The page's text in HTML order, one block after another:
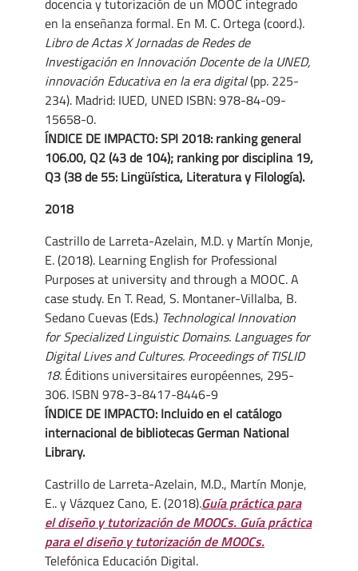
en la enseñanza formal. En M. C. Ortega (coord.).
Libro de Actas X Jornadas de Redes de
Investigación en Innovación Docente de la UNED,
innovación Educativa en la era digital(pp. 225-
234). Madrid: IUED, UNED ISBN: 978-84-09-
15658-0.
ÍNDICE DE IMPACTO: SPI 2018: ranking general
106.00, Q2 (43 de 104); ranking por disciplina 19,
Q3 (38 de 55: Lingüística, Literatura y Filología).
2018
Castrillo de Larreta-Azelain, M.D. y Martín Monje,
E. (2018). Learning English for Professional
Purposes at university and through a MOOC. A
case study. En T. Read, S. Montaner-Villalba, B.
Sedano Cuevas (Eds.) Technological Innovation
for Specialized Linguistic Domains. Languages for
Digital Lives and Cultures. Proceedings of TISLID
18. Éditions universitaires européennes, 295-
306. ISBN 978-3-8417-8446-9
ÍNDICE DE IMPACTO: Incluido en el catálogo
internacional de bibliotecas German National
Library.
Castrillo de Larreta-Azelain, M.D., Martín Monje,
E.. y Vázquez Cano, E. (2018).Guía práctica para
el diseño y tutorización de MOOCs. Guía práctica
para el diseño y tutorización de MOOCs.
Telefónica Educación Digital.